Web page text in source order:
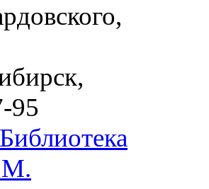
,
95
Библиотека
М.